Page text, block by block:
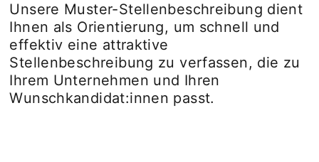
Unsere Muster-Stellenbeschreibung dient
Ihnen als Orientierung, um schnell und
effektiv eine attraktive
Stellenbeschreibung zu verfassen, die zu
Ihrem Unternehmen und Ihren
Wunschkandidat:innen passt.